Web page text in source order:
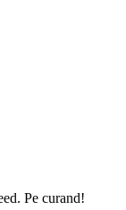
Pe curand!